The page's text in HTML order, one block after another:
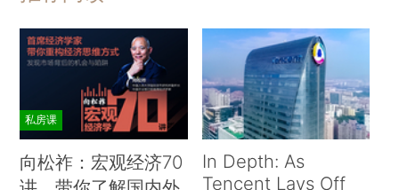
私房课
向松祚：宏观经济70
In Depth: As
Tencent Lays Off